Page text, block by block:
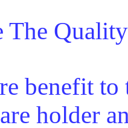
The
benefit to
holder